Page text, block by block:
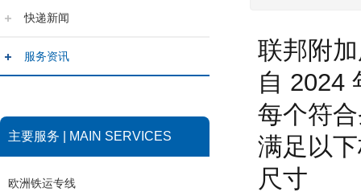
快递新闻
服务资讯
主要服务 | MAIN SERVICES
欧洲铁运专线
联邦附
自 2024
每个符
满足以
尺寸